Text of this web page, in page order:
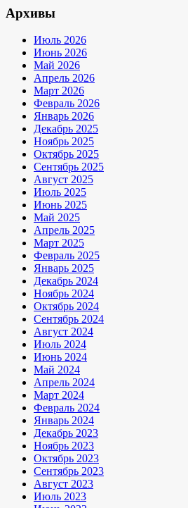
Архивы
Июль 2026
Июнь 2026
Май 2026
Апрель 2026
Март 2026
Февраль 2026
Январь 2026
Декабрь 2025
Ноябрь 2025
Октябрь 2025
Сентябрь 2025
Август 2025
Июль 2025
Июнь 2025
Май 2025
Апрель 2025
Март 2025
Февраль 2025
Январь 2025
Декабрь 2024
Ноябрь 2024
Октябрь 2024
Сентябрь 2024
Август 2024
Июль 2024
Июнь 2024
Май 2024
Апрель 2024
Март 2024
Февраль 2024
Январь 2024
Декабрь 2023
Ноябрь 2023
Октябрь 2023
Сентябрь 2023
Август 2023
Июль 2023